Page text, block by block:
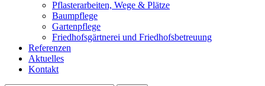
Pflasterarbeiten, Wege & Plätze
Baumpflege
Gartenpflege
Friedhofsgärtnerei und Friedhofsbetreuung
Referenzen
Aktuelles
Kontakt